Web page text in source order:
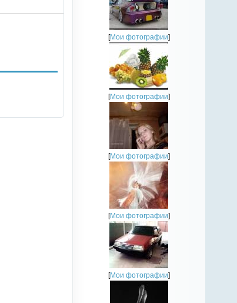
[Мои фотографии]
[Мои фотографии]
[Мои фотографии]
[Мои фотографии]
[Мои фотографии]